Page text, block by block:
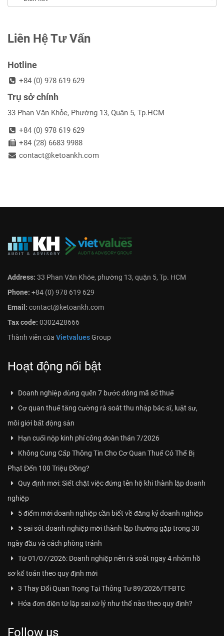
Liên Hệ Tư Vấn
Hotline
+84 (0) 978 619 629
Trụ sở chính
33 Phan Văn Khỏe, Phường 13, Quận 5, Tp.HCM
+84 (0) 978 619 629
+84 (28) 6683 9988
contact@ketoankh.com
Address: 33 Phan Văn Khỏe, phường 13, quận 5, Tp. HCM
Phone: +84 (0) 978 619 629
Email: contact@ketoankh.com
Tax code: 0302428666
Thành viên của VietvaluesGroup
Hoạt động nổi bật
Doanh nghiệp đừng quên 7 bước đóng mã số thuế
Cơ quan thuế tăng cường rà soát thu nhập bác sĩ, luật sư,
môi giới bất động sản
Hạn cuối nộp kinh phí công đoàn thán 7/2026
Không Cung Cấp Thông Tin Cho Cơ Quan Thuế Có Thể Bị
Phạt Đến 100 Triệu Đồng?
Quy định mới: Siết chặt việc đứng tên hộ khi thành lập doanh
nghiệp
5 điểm mới doanh nghiệp cần biết về đăng ký doanh nghiệp
5 sai sót doanh nghiệp mới thành lập thường gặp trong 30
ngày đầu và cách phòng tránh
Từ 01/07/2026: Doanh nghiệp nên rà soát ngay 4 nhóm hồ
sơ kế toán theo quy định mới
3 Thay Đổi Quan Trọng Tại Thông Tư 89/2026/TT-BTC
Hóa đơn điện tử lập sai xử lý như thế nào theo quy định?
Follow us